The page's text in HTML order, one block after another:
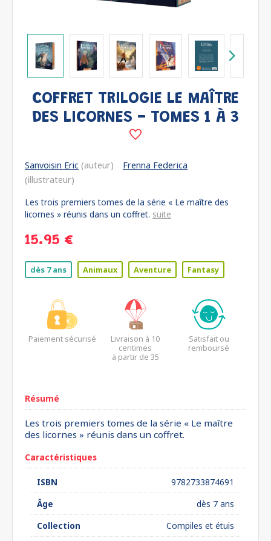
COFFRET TRILOGIE LE MAÎTRE
DES LICORNES - TOMES 1 À 3
Sanvoisin Eric (auteur)
Frenna Federica
(illustrateur)
Les trois premiers tomes de la série « Le maître des
licornes » réunis dans un coffret. suite
15.95 €
dès 7 ans Animaux Aventure Fantasy
Paiement sécurisé
Livraison à 10
centimes
à partir de 35
Satisfait ou
remboursé
Résumé
Les trois premiers tomes de la série « Le maître
des licornes » réunis dans un coffret.
Caractéristiques
ISBN
9782733874691
Âge
dès 7 ans
Collection
Compiles et étuis